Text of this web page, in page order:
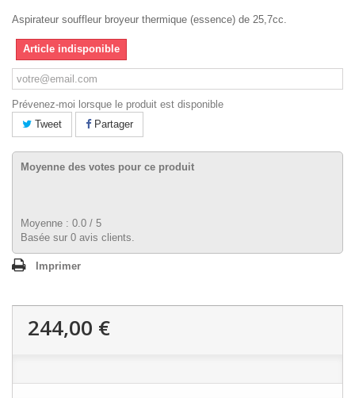
Aspirateur souffleur broyeur thermique (essence) de 25,7cc.
Article indisponible
Prévenez-moi lorsque le produit est disponible
Tweet
Partager
Moyenne des votes pour ce produit
Moyenne : 0.0 / 5
Basée sur 0 avis clients.
Imprimer
244,00 €